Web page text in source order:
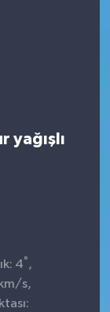
yağışlı
4° ,
s,